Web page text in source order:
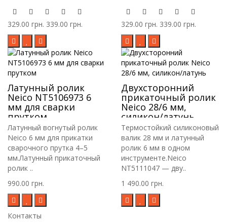
329.00 грн. 339.00 грн. 329.00 грн. 339.00 грн.
Латунный ролик
Neico NT5106973 6
мм для сварки
прутком
Латунный вогнутый ролик
Neico 6 мм для прикатки
сварочного прутка 4–5
мм.Латунный прикаточный
ролик ..
990.00 грн.
Двухсторонний
прикаточный ролик
Neico 28/6 мм,
силикон/латунь
Термостойкий силиконовый
валик 28 мм и латунный
ролик 6 мм в одном
инструменте.Neico
NT5111047 — дву..
1 490.00 грн.
Контакты